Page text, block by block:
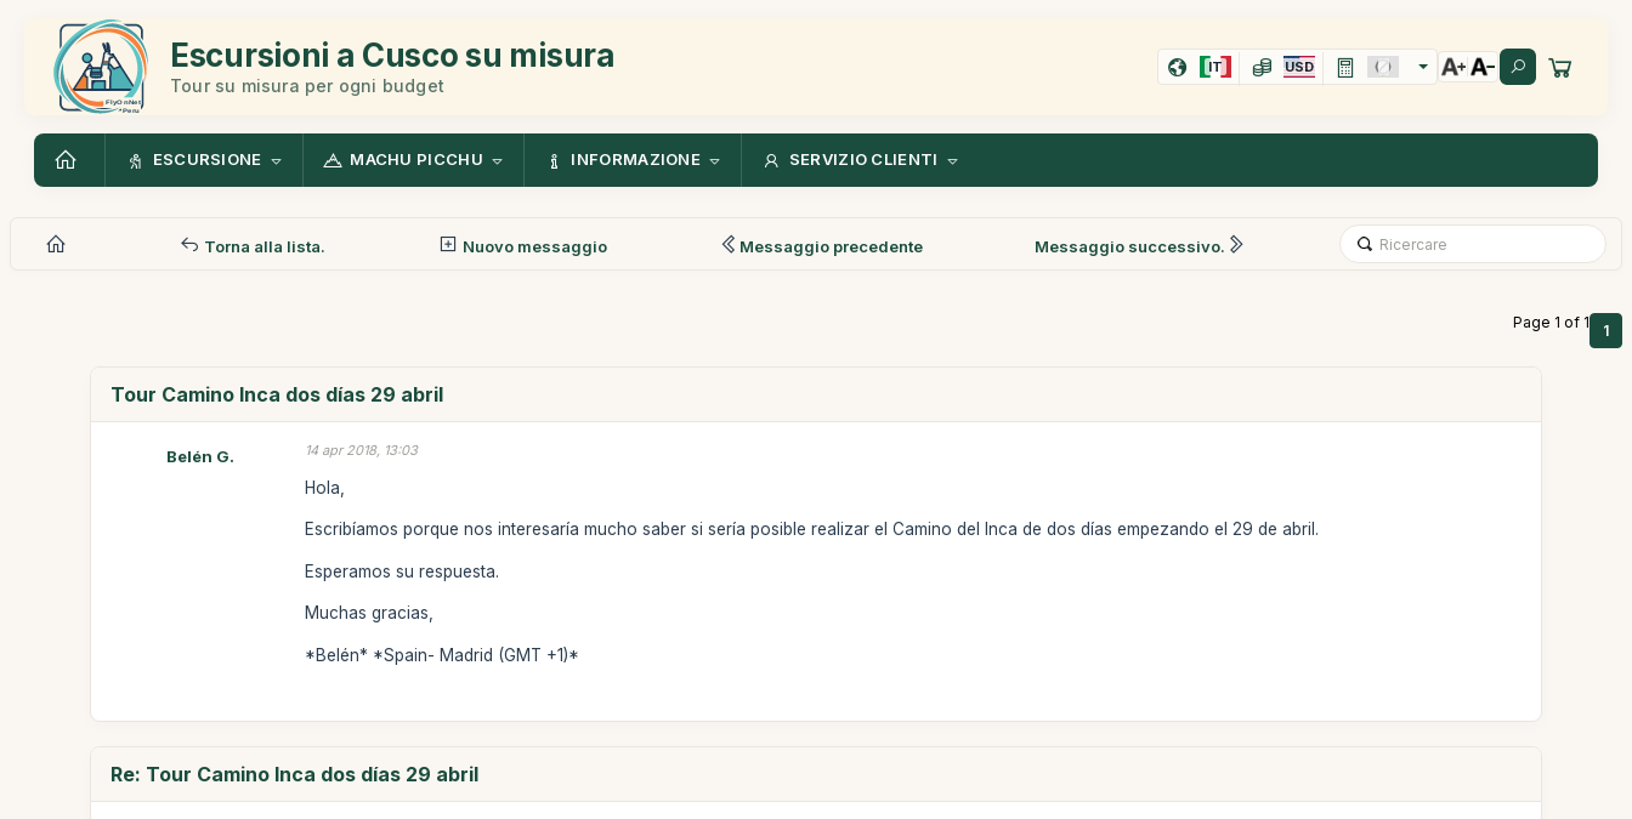
Escursioni a Cusco su misura
Tour su misura per ogni budget
IT USD
ESCURSIONE MACHU PICCHU INFORMAZIONE SERVIZIO CLIENTI
Torna alla lista. Nuovo messaggio Messaggio precedente Messaggio successivo.
Page 1 of 1 1
Tour Camino Inca dos días 29 abril
Belén G. 14 apr 2018, 13:03
Hola,
Escribíamos porque nos interesaría mucho saber si sería posible realizar el Camino del Inca de dos días empezando el 29 de abril.
Esperamos su respuesta.
Muchas gracias,
*Belén* *Spain- Madrid (GMT +1)*
Re: Tour Camino Inca dos días 29 abril